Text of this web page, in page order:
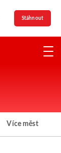
Stáhnout
Více měst